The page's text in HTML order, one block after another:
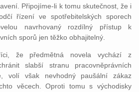
Připojíme-li k tomu skutečnost, že i
řízení ve spotřebitelských sporech
navrhovaný rozdílný přístup k
sporů jen těžko obhajitelný.
že předmětná novela vychází z
slabší stranu pracovněprávních
volí však nevhodný paušální zákaz
věcech. Oproti tomu s východisky